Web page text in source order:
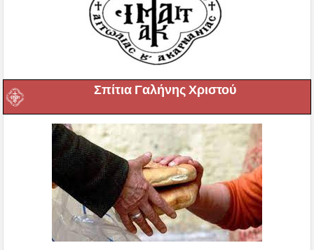
Σπίτια Γαλήνης Χριστού